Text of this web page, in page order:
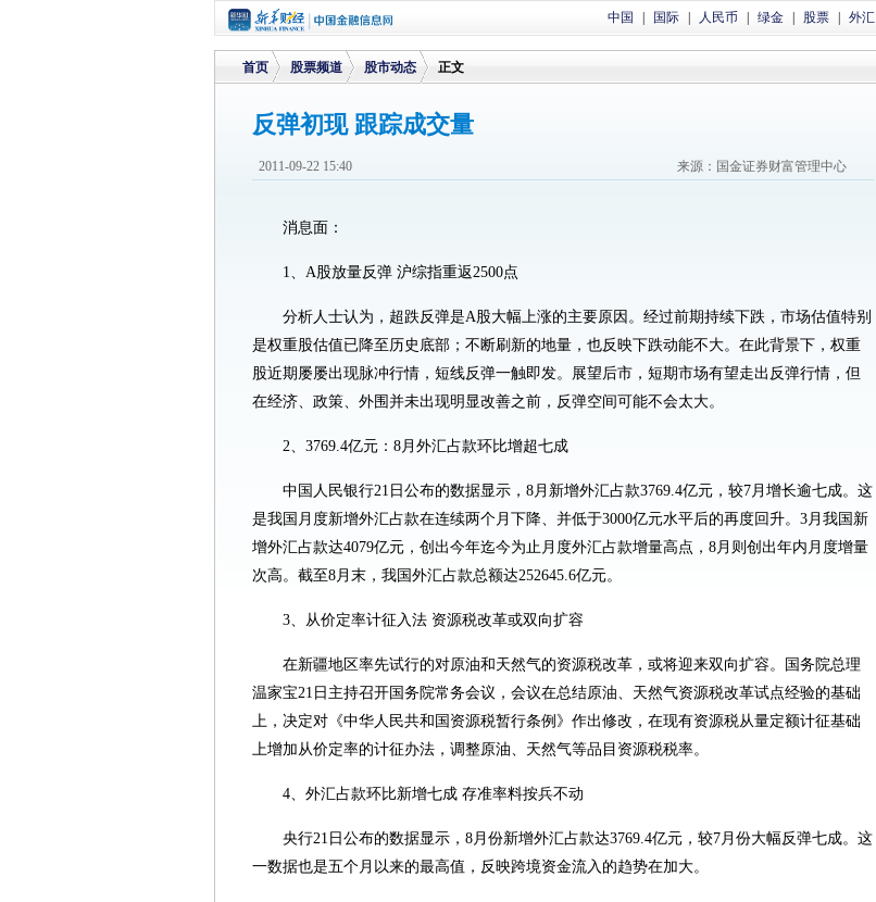
中国 国际 人民币 绿金 股票 外汇
首页
>
股票频道
>
股市动态 正文
反弹初现 跟踪成交量
来源：国金证券财富管理中心
2011-09-22 15:40
消息面：
1、A股放量反弹 沪综指重返2500点
分析人士认为，超跌反弹是A股大幅上涨的主要原因。经过前期持续下跌，市场估值特别
是权重股估值已降至历史底部；不断刷新的地量，也反映下跌动能不大。在此背景下，权重
股近期屡屡出现脉冲行情，短线反弹一触即发。展望后市，短期市场有望走出反弹行情，但
在经济、政策、外围并未出现明显改善之前，反弹空间可能不会太大。
2、3769.4亿元：8月外汇占款环比增超七成
中国人民银行21日公布的数据显示，8月新增外汇占款3769.4亿元，较7月增长逾七成。这
是我国月度新增外汇占款在连续两个月下降、并低于3000亿元水平后的再度回升。3月我国新
增外汇占款达4079亿元，创出今年迄今为止月度外汇占款增量高点，8月则创出年内月度增量
次高。截至8月末，我国外汇占款总额达252645.6亿元。
3、从价定率计征入法 资源税改革或双向扩容
在新疆地区率先试行的对原油和天然气的资源税改革，或将迎来双向扩容。国务院总理
温家宝21日主持召开国务院常务会议，会议在总结原油、天然气资源税改革试点经验的基础
上，决定对《中华人民共和国资源税暂行条例》作出修改，在现有资源税从量定额计征基础
上增加从价定率的计征办法，调整原油、天然气等品目资源税税率。
4、外汇占款环比新增七成 存准率料按兵不动
央行21日公布的数据显示，8月份新增外汇占款达3769.4亿元，较7月份大幅反弹七成。这
一数据也是五个月以来的最高值，反映跨境资金流入的趋势在加大。